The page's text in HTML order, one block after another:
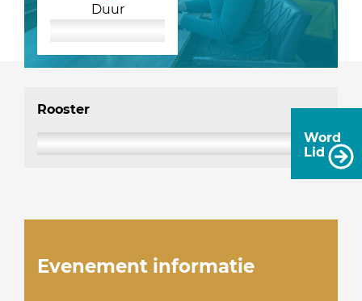
Word
Lid
Duur
Rooster
Evenement informatie